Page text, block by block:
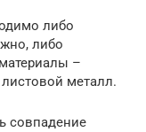
либо
либо
–
металл.
совпадение